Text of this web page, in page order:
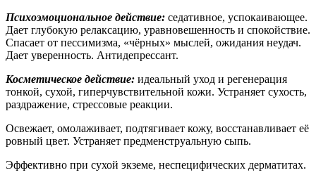
Психоэмоциональное действие: седативное, успокаивающее.
Дает глубокую релаксацию, уравновешенность и спокойствие.
Спасает от пессимизма, «чёрных» мыслей, ожидания неудач.
Дает уверенность. Антидепрессант.
Косметическое действие: идеальный уход и регенерация
тонкой, сухой, гиперчувствительной кожи. Устраняет сухость,
раздражение, стрессовые реакции.
Освежает, омолаживает, подтягивает кожу, восстанавливает её
ровный цвет. Устраняет предменструальную сыпь.
Эффективно при сухой экземе, неспецифических дерматитах.